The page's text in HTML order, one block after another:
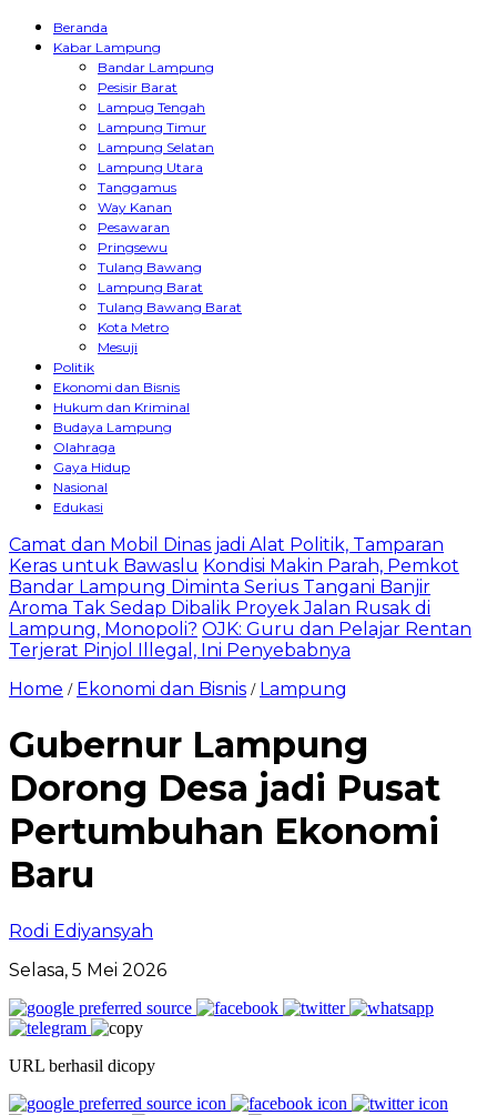
Beranda
Kabar Lampung
Bandar Lampung
Pesisir Barat
Lampug Tengah
Lampung Timur
Lampung Selatan
Lampung Utara
Tanggamus
Way Kanan
Pesawaran
Pringsewu
Tulang Bawang
Lampung Barat
Tulang Bawang Barat
Kota Metro
Mesuji
Politik
Ekonomi dan Bisnis
Hukum dan Kriminal
Budaya Lampung
Olahraga
Gaya Hidup
Nasional
Edukasi
Camat dan Mobil Dinas jadi Alat Politik, Tamparan
Keras untuk Bawaslu Kondisi Makin Parah, Pemkot
Bandar Lampung Diminta Serius Tangani Banjir
Aroma Tak Sedap Dibalik Proyek Jalan Rusak di
Lampung, Monopoli? OJK: Guru dan Pelajar Rentan
Terjerat Pinjol Illegal, Ini Penyebabnya
Home / Ekonomi dan Bisnis / Lampung
Gubernur Lampung
Dorong Desa jadi Pusat
Pertumbuhan Ekonomi
Baru
Rodi Ediyansyah
Selasa, 5 Mei 2026
URL berhasil dicopy